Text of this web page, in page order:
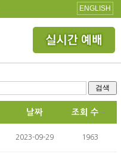
ENGLISH
검색
날짜 조회 수
2023-09-29 1963